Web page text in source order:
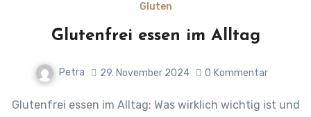
Gluten
Glutenfrei essen im Alltag
Petra 29. November 2024 0 Kommentar
Glutenfrei essen im Alltag: Was wirklich wichtig ist und